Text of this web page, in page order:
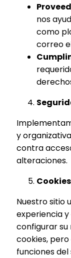
nos
como
correo
y
contra
alteraciones.
Nuestro sitio
experiencia
configurar
cookies,
funciones del